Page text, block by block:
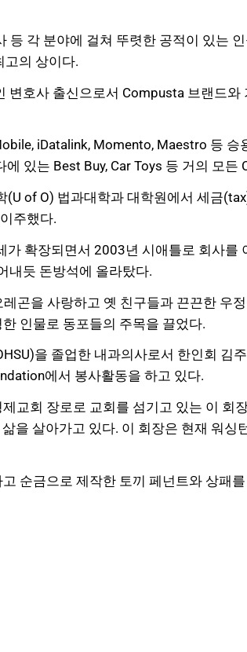
각 분야에 걸쳐 뚜렷한 공적이 있는
고의 상이다.
변호사 출신으로서 Compusta 브랜드
iDatalink, Momento, Maestro 등
있는 Best Buy, Car Toys 등 거의 모든
of O) 법과대학과 대학원에서 세금
주했다.
확장되면서 2003년 시애틀로 회사
내듯 돈방석에 올라탔다.
곤을 사랑하고 옛 친구들과 끈끈한 우
인물로 동포들의 주목을 끌었다.
을 졸업한 내과의사로서 한인회 김
에서 봉사활동을 하고 있다.
교회 장로로 교회를 섬기고 있는 이 회
을 살아가고 있다. 이 회장은 현재 워싱
순금으로 제작한 토끼 페넌트와 상패